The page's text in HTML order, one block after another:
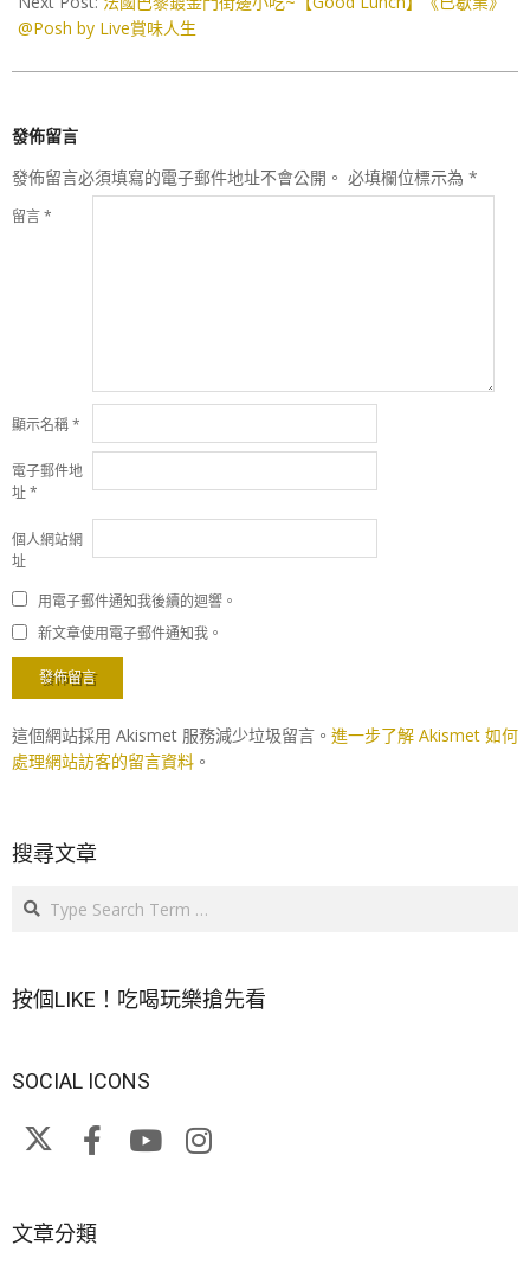
@Posh by Live賞味人生
發佈留言
發佈留言必須填寫的電子郵件地址不會公開。 必填欄位標示為 *
留言*
顯示名稱*
電子郵件地
址*
個人網站網
址
用電子郵件通知我後續的迴響。
新文章使用電子郵件通知我。
這個網站採用 Akismet 服務減少垃圾留言。 進一步了解 Akismet 如何
處理網站訪客的留言資料 。
搜尋文章
Search
按個LIKE！吃喝玩樂搶先看
SOCIAL ICONS
文章分類